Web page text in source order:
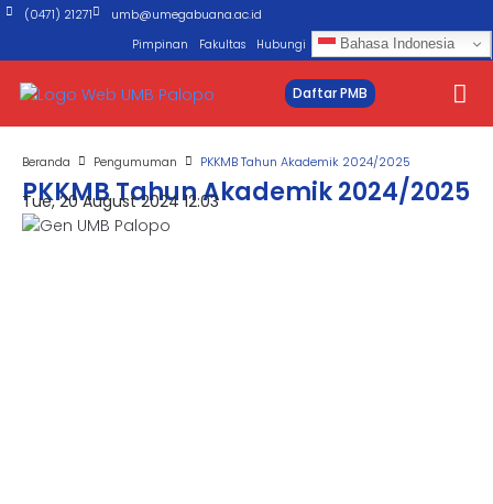
(0471) 21271 umb@umegabuana.ac.id
Pimpinan Fakultas Hubungi Bahasa Indonesia
Daftar PMB
Beranda Pengumuman PKKMB Tahun Akademik 2024/2025
PKKMB Tahun Akademik 2024/2025
Tue, 20 August 2024 12:03